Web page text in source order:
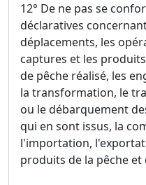
12° De ne pas se
déclaratives
déplacements, les
captures et les
de pêche réalisé, les
la transformation, le
ou le débarquement
qui en sont issus, la
l'importation,
produits de la pêche